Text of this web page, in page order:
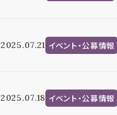
2025.07.21 イベント・公募情報
2025.07.18 イベント・公募情報